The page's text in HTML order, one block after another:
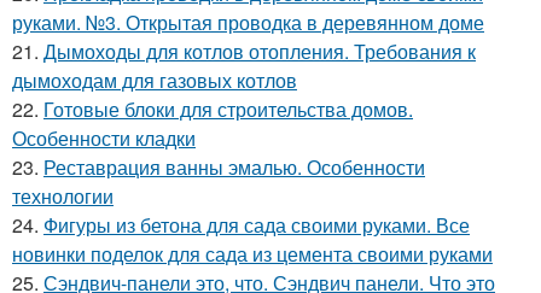
руками. №3. Открытая проводка в деревянном доме
21. Дымоходы для котлов отопления. Требования к
дымоходам для газовых котлов
22. Готовые блоки для строительства домов.
Особенности кладки
23. Реставрация ванны эмалью. Особенности
технологии
24. Фигуры из бетона для сада своими руками. Все
новинки поделок для сада из цемента своими руками
25. Сэндвич-панели это, что. Сэндвич панели. Что это